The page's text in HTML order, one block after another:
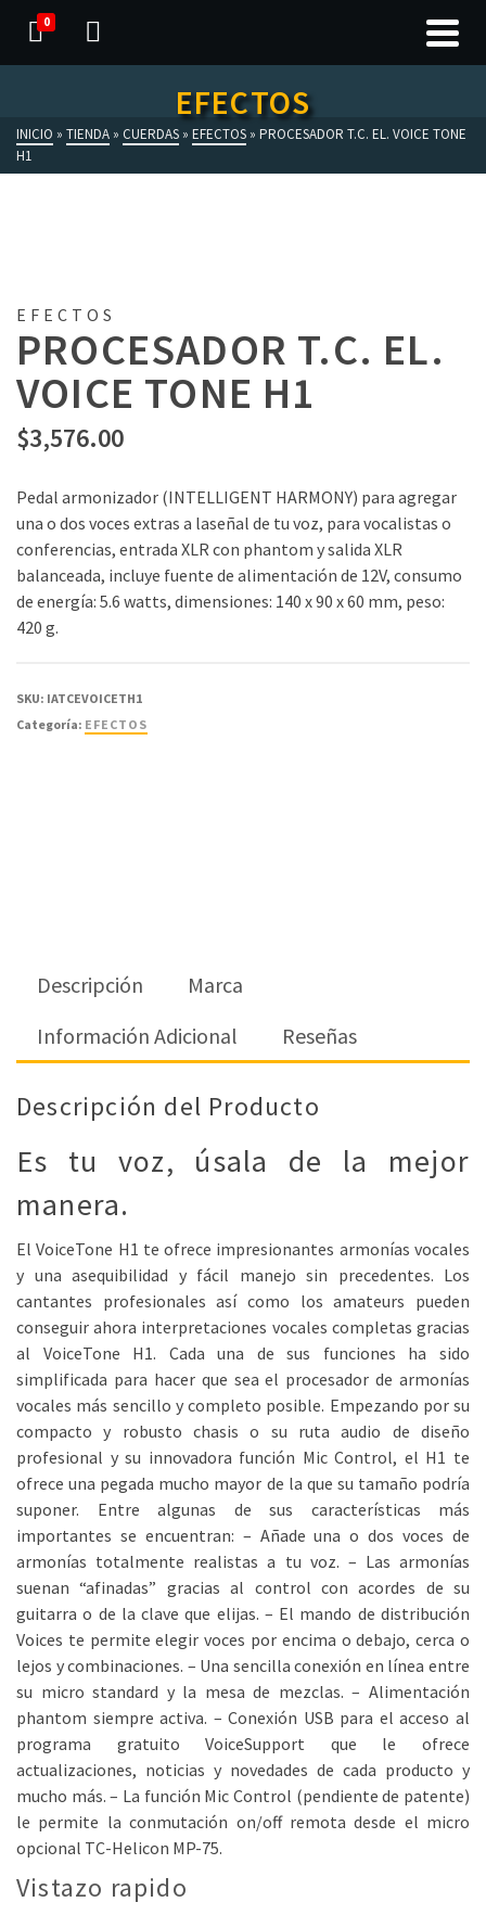
0
EFECTOS
INICIO » TIENDA » CUERDAS » EFECTOS » PROCESADOR T.C. EL. VOICE TONE
H1
EFECTOS
PROCESADOR T.C. EL.
VOICE TONE H1
$3,576.00
Pedal armonizador (INTELLIGENT HARMONY) para agregar
una o dos voces extras a laseñal de tu voz, para vocalistas o
conferencias, entrada XLR con phantom y salida XLR
balanceada, incluye fuente de alimentación de 12V, consumo
de energía: 5.6 watts, dimensiones: 140 x 90 x 60 mm, peso:
420 g.
SKU: IATCEVOICETH1
Categoría: EFECTOS
Descripción
Marca
Información Adicional
Reseñas
Descripción del Producto
Es tu voz, úsala de la mejor
manera.
El VoiceTone H1 te ofrece impresionantes armonías vocales
y una asequibilidad y fácil manejo sin precedentes. Los
cantantes profesionales así como los amateurs pueden
conseguir ahora interpretaciones vocales completas gracias
al VoiceTone H1. Cada una de sus funciones ha sido
simplificada para hacer que sea el procesador de armonías
vocales más sencillo y completo posible. Empezando por su
compacto y robusto chasis o su ruta audio de diseño
profesional y su innovadora función Mic Control, el H1 te
ofrece una pegada mucho mayor de la que su tamaño podría
suponer. Entre algunas de sus características más
importantes se encuentran: – Añade una o dos voces de
armonías totalmente realistas a tu voz. – Las armonías
suenan “afinadas” gracias al control con acordes de su
guitarra o de la clave que elijas. – El mando de distribución
Voices te permite elegir voces por encima o debajo, cerca o
lejos y combinaciones. – Una sencilla conexión en línea entre
su micro standard y la mesa de mezclas. – Alimentación
phantom siempre activa. – Conexión USB para el acceso al
programa gratuito VoiceSupport que le ofrece
actualizaciones, noticias y novedades de cada producto y
mucho más. – La función Mic Control (pendiente de patente)
le permite la conmutación on/off remota desde el micro
opcional TC-Helicon MP-75.
Vistazo rapido